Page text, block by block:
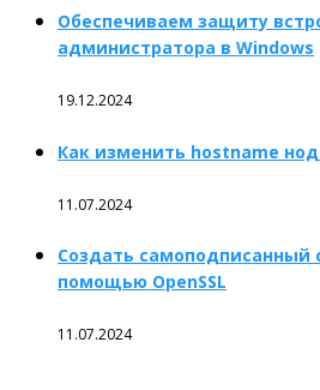
Обеспечиваем защиту
администратора в Windows
19.12.2024
Как изменить hostname
11.07.2024
Создать самоподписанный
помощью OpenSSL
11.07.2024